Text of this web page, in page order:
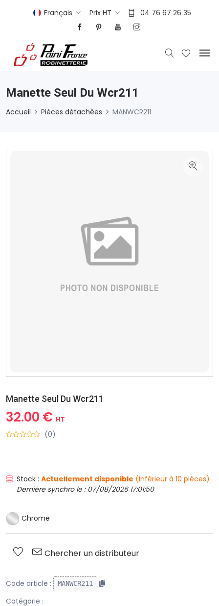
Français Prix HT 04 76 67 26 35
Manette Seul Du Wcr211
Accueil Pièces détachées MANWCR211
Manette Seul Du Wcr211
32.00 € HT
(0)
Stock : Actuellement disponible (Inférieur à 10 pièces)
Dernière synchro le : 07/08/2026 17:01:50
Chrome
Chercher un distributeur
Code article : MANWCR211
Catégorie :